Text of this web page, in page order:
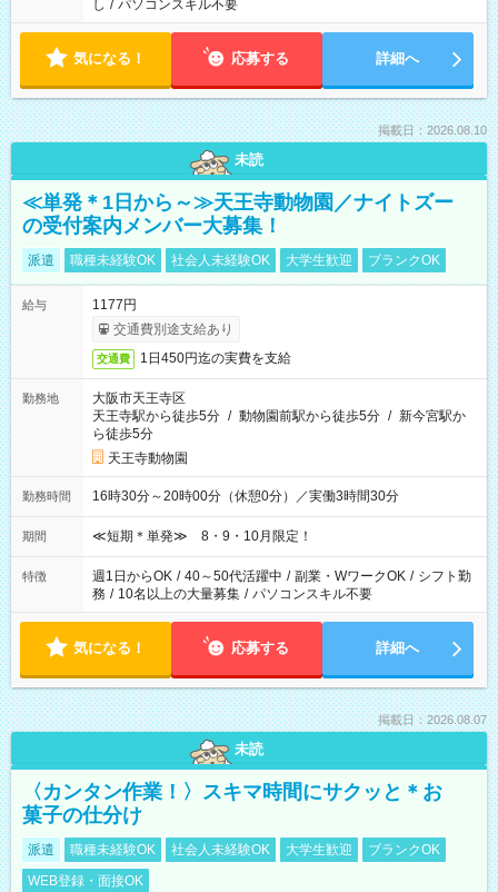
し / パソコンスキル不要
気になる！ 応募する 詳細へ
掲載日：2026.08.10
未読
≪単発＊1日から～≫天王寺動物園／ナイトズー
の受付案内メンバー大募集！
派遣 職種未経験OK 社会人未経験OK 大学生歓迎 ブランクOK
給与
1177円
交通費別途支給あり
交通費 1日450円迄の実費を支給
勤務地
大阪市天王寺区
天王寺駅から徒歩5分 / 動物園前駅から徒歩5分 / 新今宮駅か
ら徒歩5分
天王寺動物園
勤務時間 16時30分～20時00分（休憩0分）／実働3時間30分
期間 ≪短期＊単発≫ 8・9・10月限定！
特徴 週1日からOK / 40～50代活躍中 / 副業・WワークOK / シフト勤
務 / 10名以上の大量募集 / パソコンスキル不要
気になる！ 応募する 詳細へ
掲載日：2026.08.07
未読
〈カンタン作業！〉スキマ時間にサクッと＊お
菓子の仕分け
派遣 職種未経験OK 社会人未経験OK 大学生歓迎
ブランクOK
WEB登録・面接OK